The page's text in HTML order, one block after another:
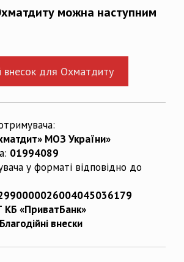
можна наступним
внесок для Охматдиту
МОЗ України»
01994089
у форматі відповідно до
КБ «ПриватБанк»
Благодійні внески